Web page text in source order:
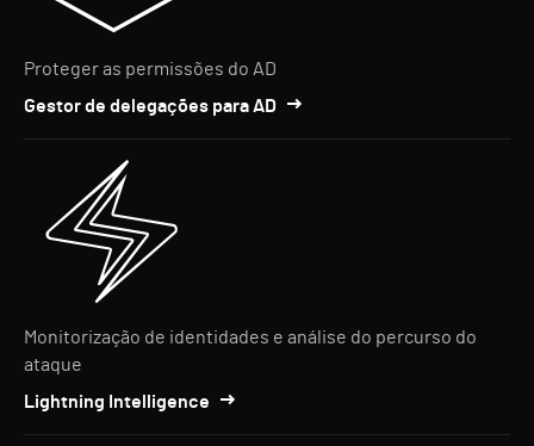
Proteger as permissões do AD
Gestor de delegações para AD
Monitorização de identidades e análise do percurso do
ataque
Lightning Intelligence